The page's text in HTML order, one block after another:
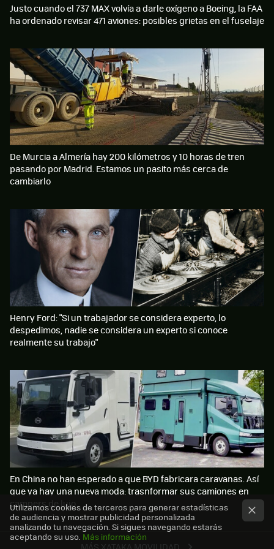
Justo cuando el 737 MAX volvía a darle oxígeno a Boeing, la FAA
ha ordenado revisar 471 aviones: posibles grietas en el fuselaje
De Murcia a Almería hay 200 kilómetros y 10 horas de tren
pasando por Madrid. Estamos un pasito más cerca de
cambiarlo
Henry Ford: "Si un trabajador se considera experto, lo
despedimos, nadie se considera un experto si conoce
realmente su trabajo"
En China no han esperado a que BYD fabricara caravanas. Así
que ya hay una nueva moda: trasnformar sus camiones en
campers de lujo
Utilizamos cookies de terceros para generar estadísticas
de audiencia y mostrar publicidad personalizada
analizando tu navegación. Si sigues navegando estarás
aceptando su uso. Más información